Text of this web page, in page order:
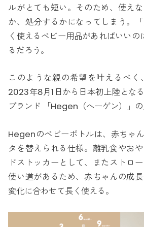
ルがとても短い。そのため、使え
か、処分するかになってしまう。
く使えるベビー用品があればいい
るだろう。
このような親の希望を叶えるべく
2023年8月1日から日本初上陸とな
ブランド 「Hegen（へーゲン）」の
Hegenのベビーボトルは、赤ちゃ
タを替えられる仕様。離乳食やお
ドストッカーとして、またストロ
使い道があるため、赤ちゃんの成
変化に合わせて長く使える。